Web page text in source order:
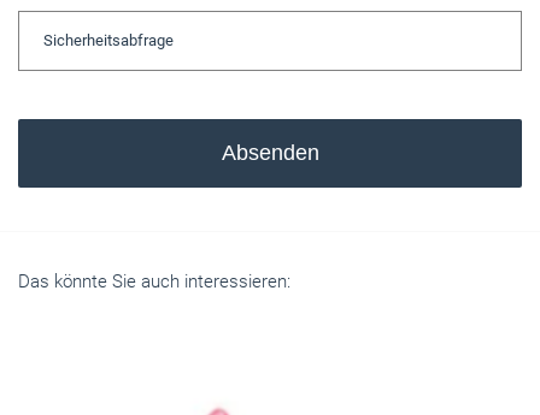
Absenden
Das könnte Sie auch interessieren: